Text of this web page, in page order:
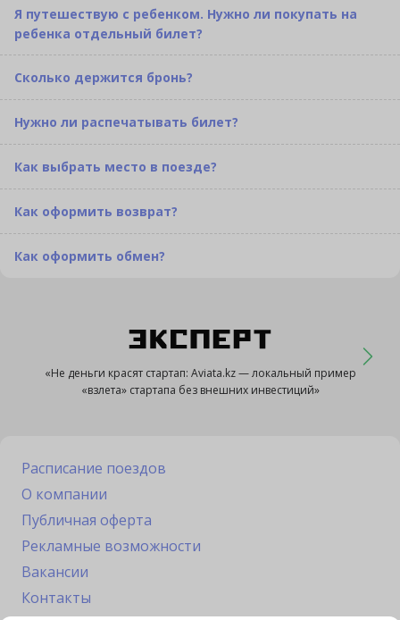
Я путешествую с ребенком. Нужно ли покупать на
ребенка отдельный билет?
Сколько держится бронь?
Нужно ли распечатывать билет?
Как выбрать место в поезде?
Как оформить возврат?
Как оформить обмен?
«Не деньги красят стартап: Aviata.kz — локальный пример
«взлета» стартапа без внешних инвестиций»
Расписание поездов
О компании
Публичная оферта
Рекламные возможности
Вакансии
Контакты